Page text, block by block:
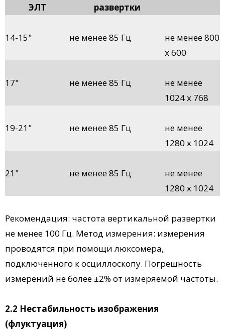
ЭЛТ развертки
14-15" не менее 85 Гц
не менее 800
x 600
17" не менее 85 Гц
не менее
1024 x 768
19-21" не менее 85 Гц
не менее
1280 x 1024
21" не менее 85 Гц
не менее
1280 x 1024
Рекомендация: частота вертикальной развертки
не менее 100 Гц. Метод измерения: измерения
проводятся при помощи люксомера,
подключенного к осциллоскопу. Погрешность
измерений не более ±2% от измеряемой частоты.
2.2 Нестабильность изображения
(флуктуация)